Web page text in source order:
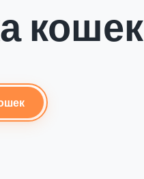
кошек